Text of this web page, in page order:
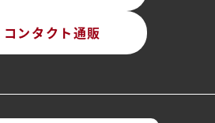
コンタクト通販